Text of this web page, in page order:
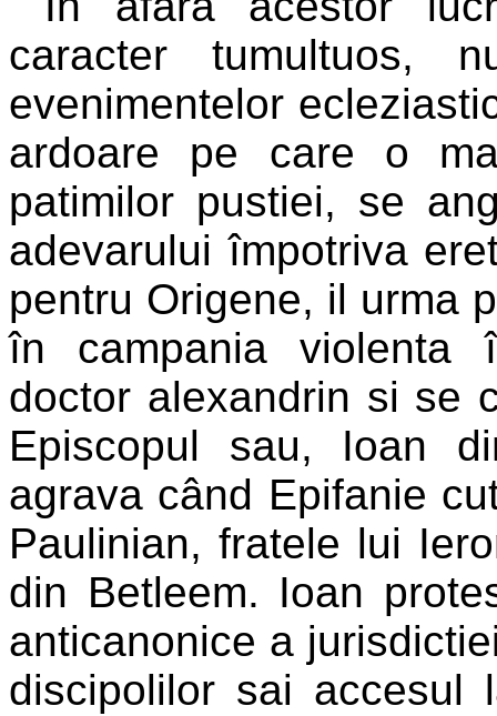
caracter
evenimentelor
ardoare pe care o
patimilor pustiei, se
adevarului împotriva
pentru Origene, il urma
în campania violenta
doctor alexandrin si se
Episcopul sau, Ioan
agrava când Epifanie
Paulinian, fratele lui
din Betleem. Ioan
anticanonice a
discipolilor sai accesul